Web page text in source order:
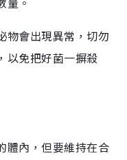
物會出現異常，切勿
以免把好菌一摒殺
體內，但要維持在合